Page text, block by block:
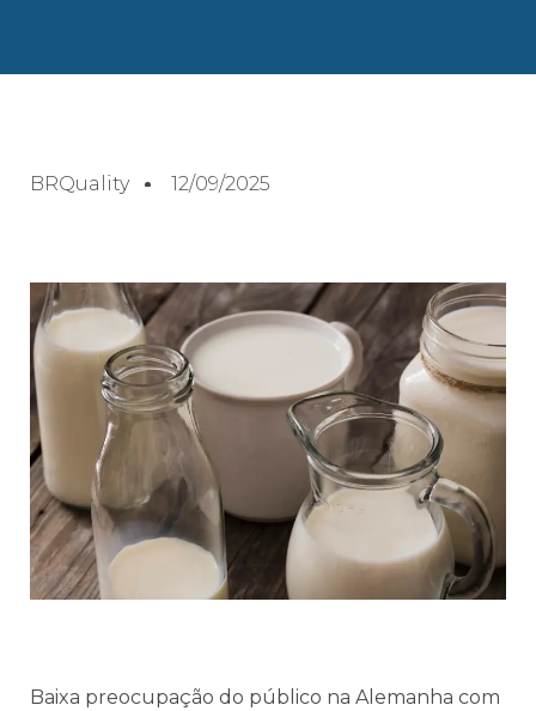
BRQuality 12/09/2025
Baixa preocupação do público na Alemanha com